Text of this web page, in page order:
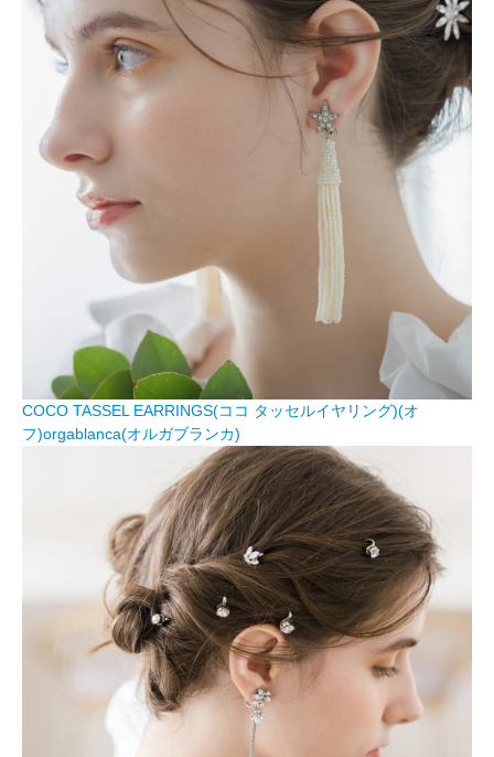
COCO TASSEL EARRINGS(ココ タッセルイヤリング)(オ
フ)orgablanca(オルガブランカ)